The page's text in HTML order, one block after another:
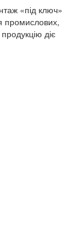
«під ключ»
промислових,
діє